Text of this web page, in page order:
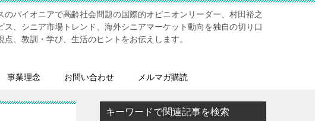
のパイオニアで高齢社会問題の国際的オピニオンリーダー、村田裕之
ス、シニア市場トレンド、海外シニアマーケット動向を独自の切り口
点、教訓・学び、生活のヒントをお伝えします。
事業理念 お問い合わせ メルマガ購読
キーワードで関連記事を検索